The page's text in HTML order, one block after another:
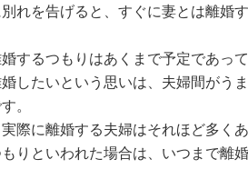
れを告げると、すぐに妻とは離婚
するつもりはあくまで予定であっ
したいという思いは、夫婦間がう
。
際に離婚する夫婦はそれほど多くあ
りといわれた場合は、いつまで離